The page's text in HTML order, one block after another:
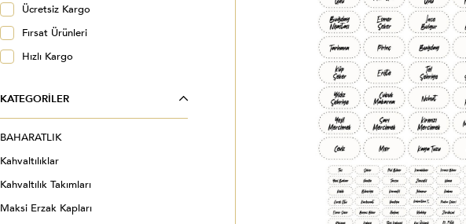
Ücretsiz Kargo
Fırsat Ürünleri
Hızlı Kargo
KATEGORILER
BAHARATLIK
Kahvaltılıklar
Kahvaltılık Takımları
Maksi Erzak Kapları